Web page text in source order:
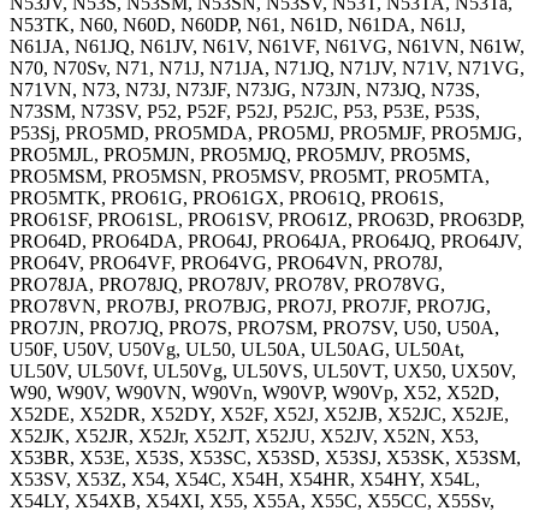
N53TK, N60, N60D, N60DP, N61, N61D, N61DA, N61J,
N61JA, N61JQ, N61JV, N61V, N61VF, N61VG, N61VN, N61W,
N70, N70Sv, N71, N71J, N71JA, N71JQ, N71JV, N71V, N71VG,
N71VN, N73, N73J, N73JF, N73JG, N73JN, N73JQ, N73S,
N73SM, N73SV, P52, P52F, P52J, P52JC, P53, P53E, P53S,
P53Sj, PRO5MD, PRO5MDA, PRO5MJ, PRO5MJF, PRO5MJG,
PRO5MJL, PRO5MJN, PRO5MJQ, PRO5MJV, PRO5MS,
PRO5MSM, PRO5MSN, PRO5MSV, PRO5MT, PRO5MTA,
PRO5MTK, PRO61G, PRO61GX, PRO61Q, PRO61S,
PRO61SF, PRO61SL, PRO61SV, PRO61Z, PRO63D, PRO63DP,
PRO64D, PRO64DA, PRO64J, PRO64JA, PRO64JQ, PRO64JV,
PRO64V, PRO64VF, PRO64VG, PRO64VN, PRO78J,
PRO78JA, PRO78JQ, PRO78JV, PRO78V, PRO78VG,
PRO78VN, PRO7BJ, PRO7BJG, PRO7J, PRO7JF, PRO7JG,
PRO7JN, PRO7JQ, PRO7S, PRO7SM, PRO7SV, U50, U50A,
U50F, U50V, U50Vg, UL50, UL50A, UL50AG, UL50At,
UL50V, UL50Vf, UL50Vg, UL50VS, UL50VT, UX50, UX50V,
W90, W90V, W90VN, W90Vn, W90VP, W90Vp, X52, X52D,
X52DE, X52DR, X52DY, X52F, X52J, X52JB, X52JC, X52JE,
X52JK, X52JR, X52Jr, X52JT, X52JU, X52JV, X52N, X53,
X53BR, X53E, X53S, X53SC, X53SD, X53SJ, X53SK, X53SM,
X53SV, X53Z, X54, X54C, X54H, X54HR, X54HY, X54L,
X54LY, X54XB, X54XI, X55, X55A, X55C, X55CC, X55Sv,